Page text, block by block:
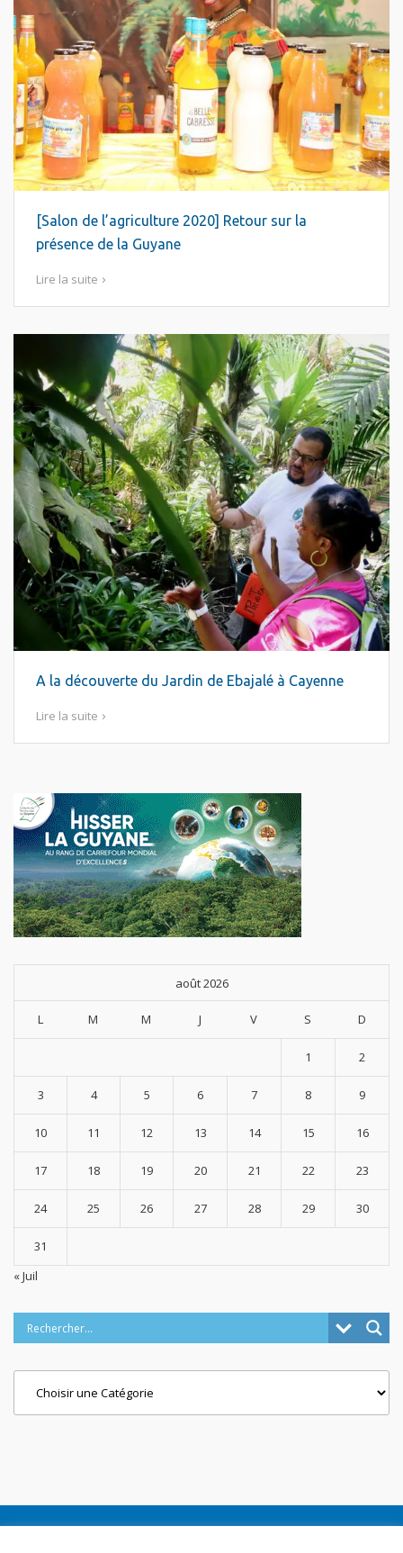
[Salon de l’agriculture 2020] Retour sur la
présence de la Guyane
Lire la suite
A la découverte du Jardin de Ebajalé à Cayenne
Lire la suite
août 2026
L M M J V S D
1 2
3 4 5 6 7 8 9
10 11 12 13 14 15 16
17 18 19 20 21 22 23
24 25 26 27 28 29 30
31
« Juil